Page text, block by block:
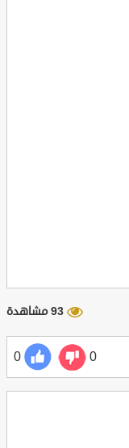
93 مشاهدة
0
0